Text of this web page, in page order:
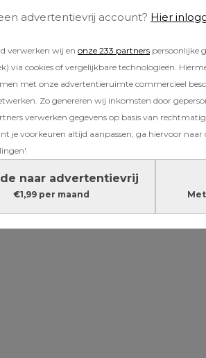
advertentievrij account? Hier
verwerken wij en onze 233 partners persoonlijke
via cookies of vergelijkbare technologieën.
met onze advertentieruimte commercieel
Zo genereren wij inkomsten door
verwerken gegevens op basis van
je voorkeuren altijd aanpassen; ga hiervoor naar
naar advertentievrij
€1,99 per maand
dochter kwam afgelopen
is er, lieverd?’, vroeg ik haar.
tekinderachtigen moest
gaf ze de beurt koeltjes
zichzelf probeerde te
expres deed, zei de
naar de kleuterklas met
Lees verder onder de